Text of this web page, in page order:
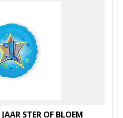
STER OF BLOEM